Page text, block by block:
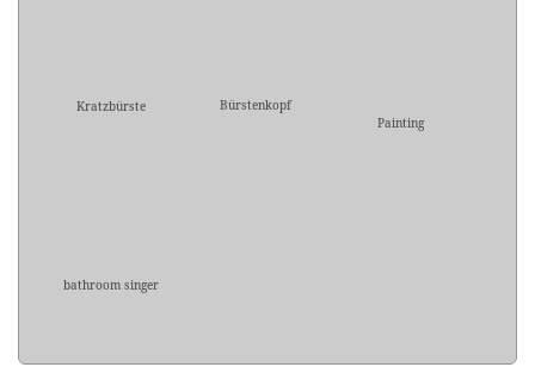
Kratzbürste
Bürstenkopf
Painting
bathroom singer